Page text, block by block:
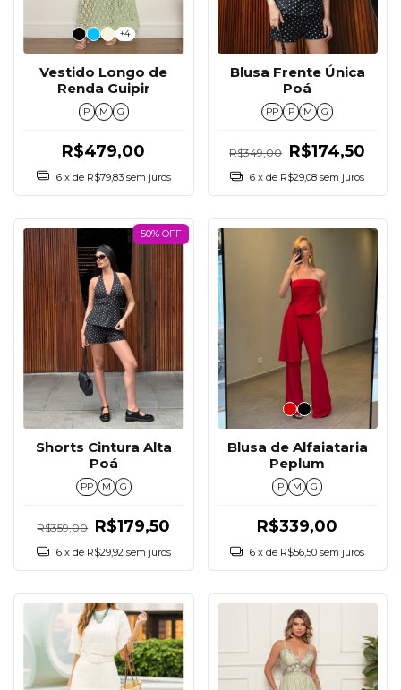
+4
Vestido Longo de
Renda Guipir
P M G
R$479,00
6 x de R$79,83 sem juros
Blusa Frente Única
Poá
PP P M G
R$349,00 R$174,50
6 x de R$29,08 sem juros
50% OFF
Shorts Cintura Alta
Poá
PP M G
R$359,00 R$179,50
6 x de R$29,92 sem juros
Blusa de Alfaiataria
Peplum
P M G
R$339,00
6 x de R$56,50 sem juros